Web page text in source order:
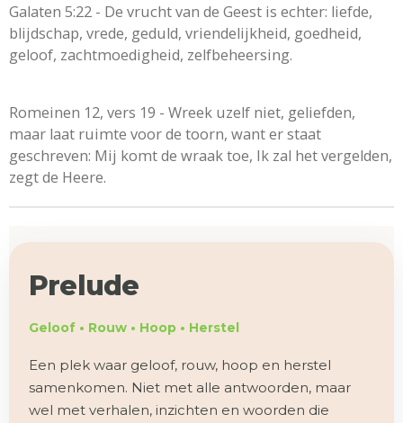
Galaten 5:22 - De vrucht van de Geest is echter: liefde,
blijdschap, vrede, geduld, vriendelijkheid, goedheid,
geloof, zachtmoedigheid, zelfbeheersing.
Romeinen 12, vers 19 - Wreek uzelf niet, geliefden,
maar laat ruimte voor de toorn, want er staat
geschreven: Mij komt de wraak toe, Ik zal het vergelden,
zegt de Heere.
Prelude
Geloof • Rouw • Hoop • Herstel
Een plek waar geloof, rouw, hoop en herstel
samenkomen. Niet met alle antwoorden, maar
wel met verhalen, inzichten en woorden die